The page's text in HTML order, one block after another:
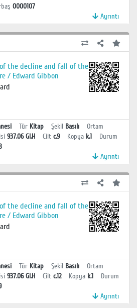
0000107
Ayrıntı
the decline and fall of the
/ Edward Gibbon
Tür Kitap Şekil Basılı
Ortam
937.06 GI.H Cilt c.9 Kopya k.1
Durum
Ayrıntı
the decline and fall of the
/ Edward Gibbon
Tür Kitap Şekil Basılı
Ortam
937.06 GI.H Cilt c.12 Kopya k.1
Durum
Ayrıntı